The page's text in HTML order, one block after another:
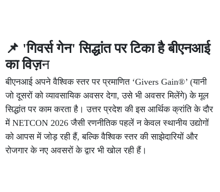
📌 'गिवर्स गेन' सिद्धांत पर टिका है बीएनआई
का विज़न
बीएनआई अपने वैश्विक स्तर पर प्रमाणित ‘Givers Gain®️’ (यानी
जो दूसरों को व्यावसायिक अवसर देगा, उसे भी अवसर मिलेंगे) के मूल
सिद्धांत पर काम करता है। उत्तर प्रदेश की इस आर्थिक क्रांति के दौर
में NETCON 2026 जैसी रणनीतिक पहलें न केवल स्थानीय उद्योगों
को आपस में जोड़ रही हैं, बल्कि वैश्विक स्तर की साझेदारियों और
रोजगार के नए अवसरों के द्वार भी खोल रही हैं।